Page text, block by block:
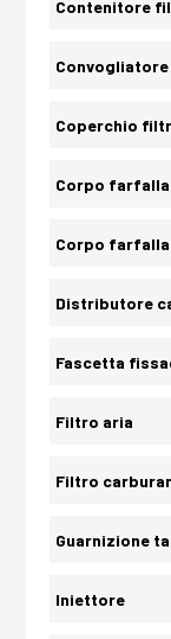
Contenitore
Convogliatore
Coperchio
Corpo
Corpo
Distributore
Fascetta
Filtro aria
Filtro
Guarnizione
Iniettore